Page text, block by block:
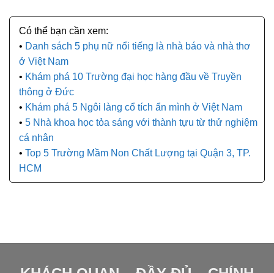
Danh sách 5 phụ nữ nổi tiếng là nhà báo và nhà thơ
ở Việt Nam
Khám phá 10 Trường đại học hàng đầu về Truyền
thông ở Đức
Khám phá 5 Ngôi làng cổ tích ẩn mình ở Việt Nam
5 Nhà khoa học tỏa sáng với thành tựu từ thử nghiệm
cá nhân
Top 5 Trường Mầm Non Chất Lượng tại Quận 3, TP.
HCM